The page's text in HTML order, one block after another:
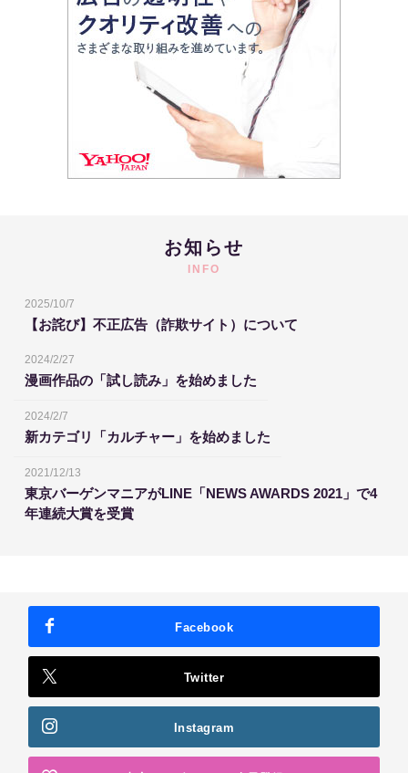
お知らせ
INFO
2025/10/7
【お詫び】不正広告（詐欺サイト）について
2024/2/27
漫画作品の「試し読み」を始めました
2024/2/7
新カテゴリ「カルチャー」を始めました
2021/12/13
東京バーゲンマニアがLINE「NEWS AWARDS 2021」で4
年連続大賞を受賞
Facebook
Twitter
Instagram